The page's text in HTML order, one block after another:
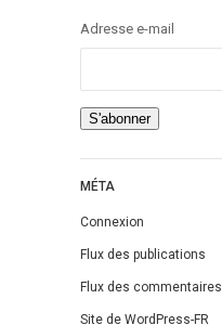
Adresse e-mail
MÉTA
Connexion
Flux des publications
Flux des commentaires
Site de WordPress-FR